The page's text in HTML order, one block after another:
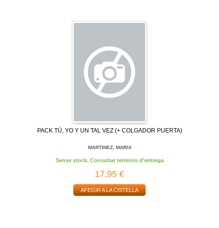
PACK TÚ, YO Y UN TAL VEZ (+ COLGADOR PUERTA)
MARTINEZ, MARIA
Sense stock. Consultar terminis d'entrega
17,95 €
AFEGIR A LA CISTELLA